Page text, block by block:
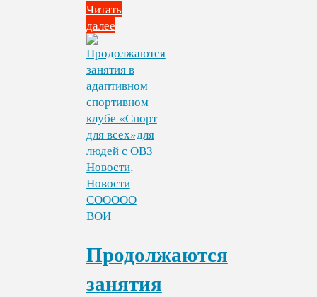
Читать
далее
"Прошёл
мини-
турнир
по
кульбуто
среди
людей
с
ограниченными
возможностями
здоровья
(ОВЗ)"
Новости,
Новости
СООООО
ВОИ
Продолжаются
занятия